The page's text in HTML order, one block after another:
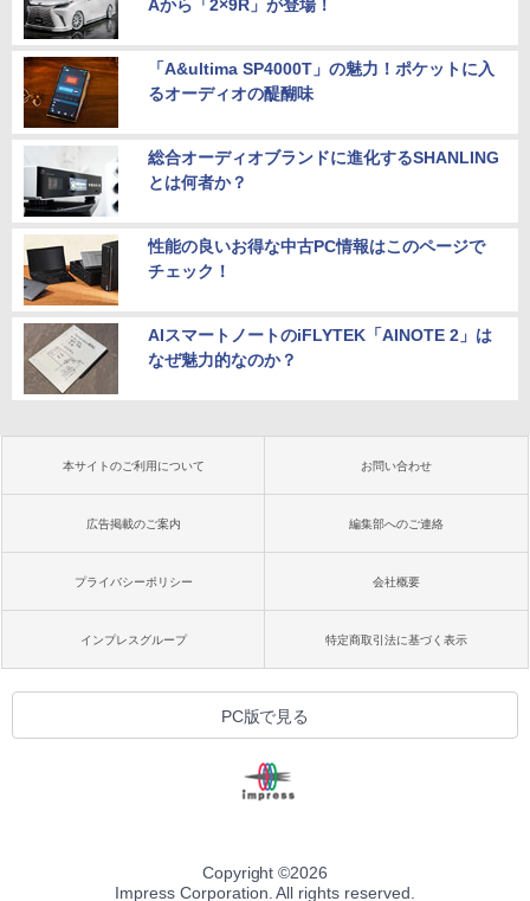
Aから「2×9R」が登場！
「A&ultima SP4000T」の魅力！ポケットに入
るオーディオの醍醐味
総合オーディオブランドに進化するSHANLING
とは何者か？
性能の良いお得な中古PC情報はこのページで
チェック！
AIスマートノートのiFLYTEK「AINOTE 2」は
なぜ魅力的なのか？
本サイトのご利用について お問い合わせ
広告掲載のご案内 編集部へのご連絡
プライバシーポリシー 会社概要
インプレスグループ 特定商取引法に基づく表示
PC版で見る
Copyright ©2026
Impress Corporation. All rights reserved.